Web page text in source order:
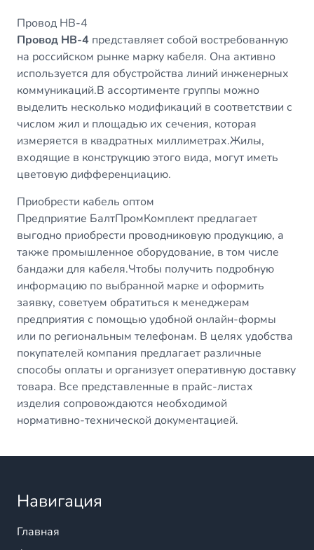
Провод НВ-4
Провод НВ-4 представляет собой востребованную
на российском рынке марку кабеля. Она активно
используется для обустройства линий инженерных
коммуникаций.В ассортименте группы можно
выделить несколько модификаций в соответствии с
числом жил и площадью их сечения, которая
измеряется в квадратных миллиметрах.Жилы,
входящие в конструкцию этого вида, могут иметь
цветовую дифференциацию.
Приобрести кабель оптом
Предприятие БалтПромКомплект предлагает
выгодно приобрести проводниковую продукцию, а
также промышленное оборудование, в том числе
бандажи для кабеля.Чтобы получить подробную
информацию по выбранной марке и оформить
заявку, советуем обратиться к менеджерам
предприятия с помощью удобной онлайн-формы
или по региональным телефонам. В целях удобства
покупателей компания предлагает различные
способы оплаты и организует оперативную доставку
товара. Все представленные в прайс-листах
изделия сопровождаются необходимой
нормативно-технической документацией.
Навигация
Главная